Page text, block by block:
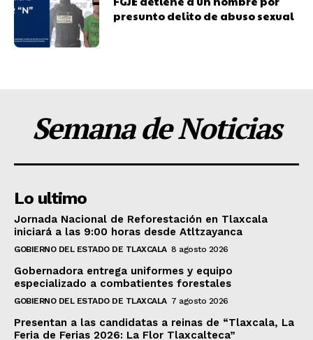
presunto delito de abuso sexual
Semana de Noticias
Lo ultimo
Jornada Nacional de Reforestación en Tlaxcala
iniciará a las 9:00 horas desde Atltzayanca
GOBIERNO DEL ESTADO DE TLAXCALA 8 agosto 2026
Gobernadora entrega uniformes y equipo
especializado a combatientes forestales
GOBIERNO DEL ESTADO DE TLAXCALA 7 agosto 2026
Presentan a las candidatas a reinas de “Tlaxcala, La
Feria de Ferias 2026: La Flor Tlaxcalteca”